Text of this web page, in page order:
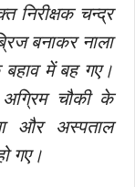
निरीक्षक चन्द्र
बनाकर नाला
में बह गए।
चौकी के
और अस्पताल
गए।